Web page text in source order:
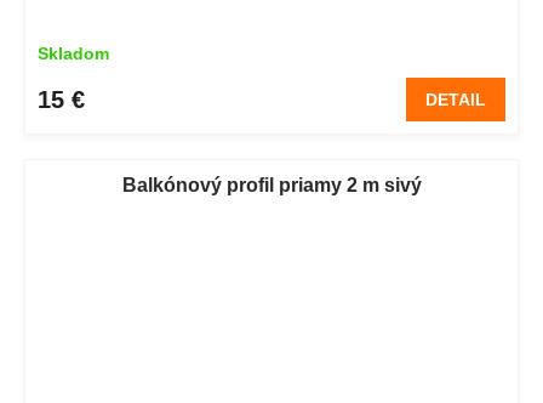
Skladom
15 € DETAIL
Balkónový profil priamy 2 m sivý